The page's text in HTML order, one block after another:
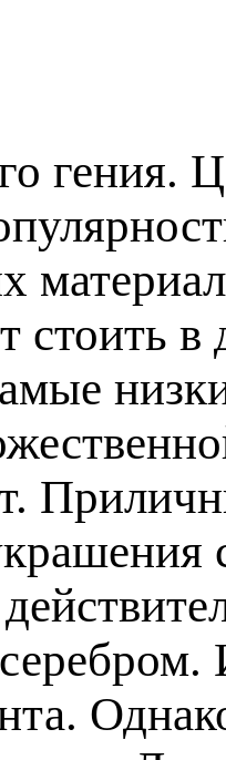
гения.
стоить